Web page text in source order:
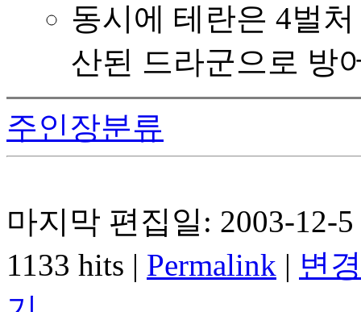
동시에 테란은 4벌
산된 드라군으로 방
주인장분류
마지막 편집일: 2003-12-
1133 hits | Permalink | 변